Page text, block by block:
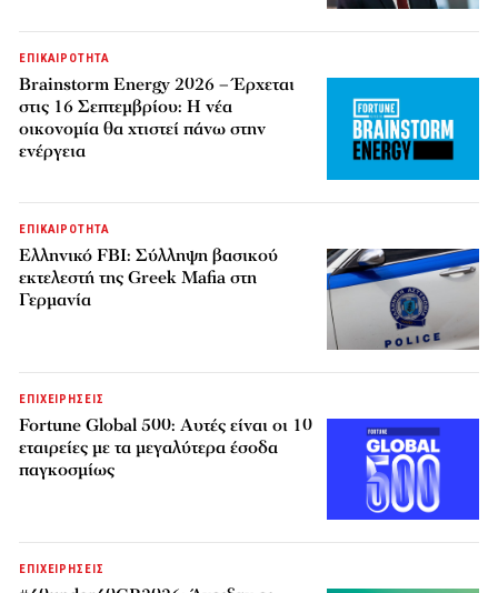
ΕΠΙΚΑΙΡΟΤΗΤΑ
Brainstorm Energy 2026 – Έρχεται
στις 16 Σεπτεμβρίου: Η νέα
οικονομία θα χτιστεί πάνω στην
ενέργεια
ΕΠΙΚΑΙΡΟΤΗΤΑ
Ελληνικό FBI: Σύλληψη βασικού
εκτελεστή της Greek Mafia στη
Γερμανία
ΕΠΙΧΕΙΡΗΣΕΙΣ
Fortune Global 500: Αυτές είναι οι 10
εταιρείες με τα μεγαλύτερα έσοδα
παγκοσμίως
ΕΠΙΧΕΙΡΗΣΕΙΣ